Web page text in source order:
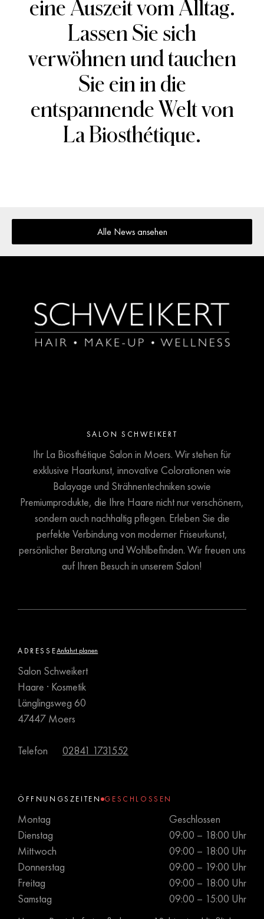
eine Auszeit vom Alltag.
Lassen Sie sich
verwöhnen und tauchen
Sie ein in die
entspannende Welt von
La Biosthétique.
Alle News ansehen
SALON SCHWEIKERT
Ihr La Biosthétique Salon in Moers. Wir stehen für
exklusive Haarkunst, innovative Colorationen wie
Balayage und Strähnentechniken sowie
Premiumprodukte, die Ihre Haare nicht nur verschönern,
sondern auch nachhaltig pflegen. Erleben Sie die
perfekte Verbindung von moderner Friseurkunst,
persönlicher Beratung und Wohlbefinden. Wir freuen uns
auf Ihren Besuch in unserem Salon!
ADRESSEAnfahrt planen
Salon Schweikert
Haare · Kosmetik
Länglingsweg 60
47447 Moers
Telefon 02841 1731552
ÖFFNUNGSZEITEN GESCHLOSSEN
Montag
Geschlossen
Dienstag
09:00 – 18:00 Uhr
Mittwoch
09:00 – 18:00 Uhr
Donnerstag
09:00 – 19:00 Uhr
Freitag
09:00 – 18:00 Uhr
Samstag
09:00 – 15:00 Uhr